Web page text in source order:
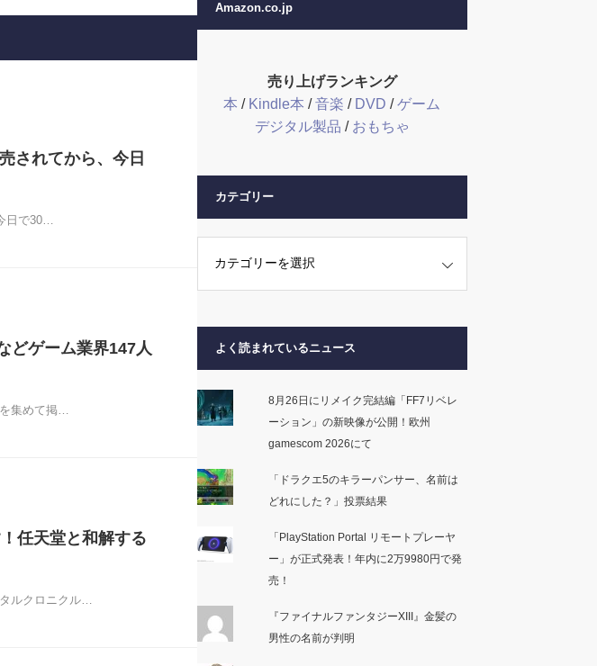
されてから、今日
日で30…
どゲーム業界147人
集めて掲…
任天堂と和解する
ルクロニクル…
Amazon.co.jp
売り上げランキング
本 / Kindle本 /音楽 / DVD /ゲーム
デジタル製品 / おもちゃ
カテゴリー
よく読まれているニュース
8月26日にリメイク完結編「FF7リベレ
ーション」の新映像が公開！欧州
gamescom 2026にて
「ドラクエ5のキラーパンサー、名前は
どれにした？」投票結果
「PlayStation Portal リモートプレーヤ
ー」が正式発表！年内に2万9980円で発
売！
『ファイナルファンタジーXIII』金髪の
男性の名前が判明